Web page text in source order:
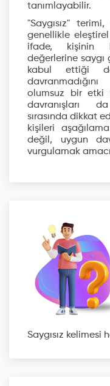
tanımlayabilir.
"Saygısız"
genellikle
ifade, kişinin
değerlerine
kabul ettiği
olumsuz bir etki
davranışları
sırasında dikkat
kişileri
değil, uygun
vurgulamak
Saygısız kelimesi